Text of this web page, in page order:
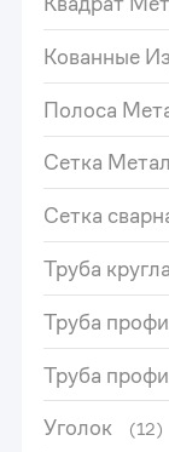
Кованные
Полоса
Сетка
Сетка
Труба
Труба
Труба
Уголок (12)